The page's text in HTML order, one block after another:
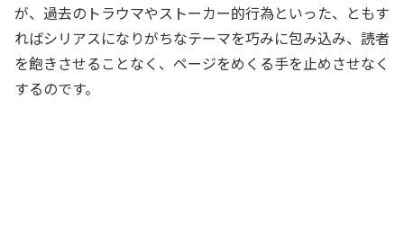
が、過去のトラウマやストーカー的行為といった、ともす
ればシリアスになりがちなテーマを巧みに包み込み、読者
を飽きさせることなく、ページをめくる手を止めさせなく
するのです。